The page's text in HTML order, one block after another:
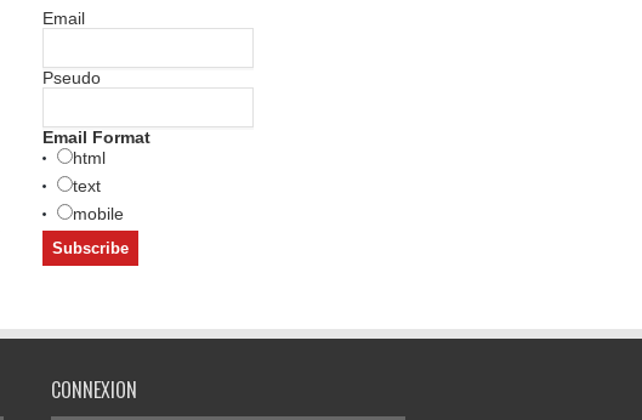
Email
Pseudo
Email Format
html
text
mobile
CONNEXION